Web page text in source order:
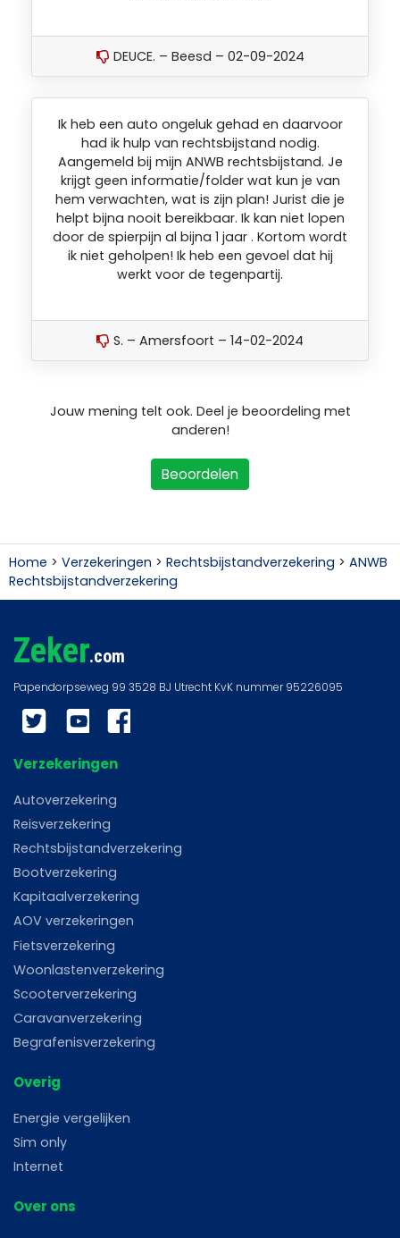
DEUCE. – Beesd – 02-09-2024
Ik heb een auto ongeluk gehad en daarvoor
had ik hulp van rechtsbijstand nodig.
Aangemeld bij mijn ANWB rechtsbijstand. Je
krijgt geen informatie/folder wat kun je van
hem verwachten, wat is zijn plan! Jurist die je
helpt bijna nooit bereikbaar. Ik kan niet lopen
door de spierpijn al bijna 1 jaar . Kortom wordt
ik niet geholpen! Ik heb een gevoel dat hij
werkt voor de tegenpartij.
S. – Amersfoort – 14-02-2024
Jouw mening telt ook. Deel je beoordeling met
anderen!
Beoordelen
Home > Verzekeringen > Rechtsbijstandverzekering > ANWB
Rechtsbijstandverzekering
Zeker.com
Twitter YouTubeFacebook
Verzekeringen
Autoverzekering
Reisverzekering
Rechtsbijstandverzekering
Bootverzekering
Kapitaalverzekering
AOV verzekeringen
Fietsverzekering
Woonlastenverzekering
Scooterverzekering
Caravanverzekering
Begrafenisverzekering
Overig
Energie vergelijken
Sim only
Internet
Over ons